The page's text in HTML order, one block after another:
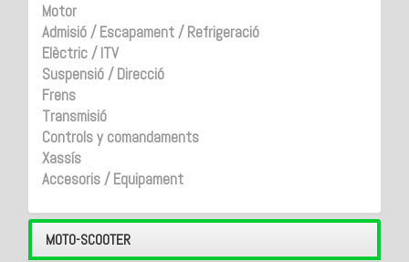
Motor
Admisió / Escapament / Refrigeració
Elèctric / ITV
Suspensió / Direcció
Frens
Transmisió
Controls y comandaments
Xassís
Accesoris / Equipament
MOTO-SCOOTER